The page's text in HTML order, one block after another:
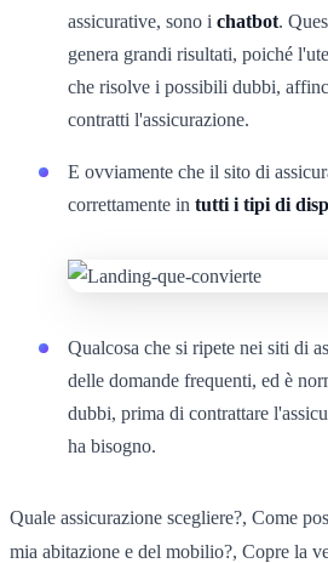
assicurative, sono i chatbot.
genera grandi risultati, poiché
che risolve i possibili dubbi,
contratti l'assicurazione.
E ovviamente che il sito di
correttamente in tutti i tipi di
Qualcosa che si ripete nei siti di
delle domande frequenti, ed è
dubbi, prima di contrattare
ha bisogno.
Quale assicurazione scegliere?, Come
mia abitazione e del mobilio?, Copre la